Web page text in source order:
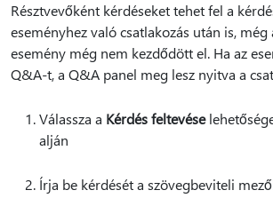
Résztvevőként kérdéseket tehet fel a
eseményhez való csatlakozás után is, még
esemény még nem kezdődött el. Ha az
Q&A-t, a Q&A panel meg lesz nyitva a
Válassza a Kérdés feltevése
alján
Írja be kérdését a szövegbeviteli